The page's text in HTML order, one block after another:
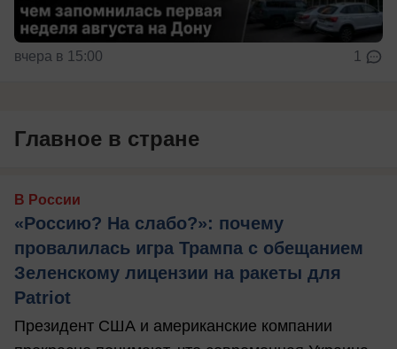
вчера в 15:00 1
Главное в стране
В России
«Россию? На слабо?»: почему
провалилась игра Трампа с обещанием
Зеленскому лицензии на ракеты для
Patriot
Президент США и американские компании